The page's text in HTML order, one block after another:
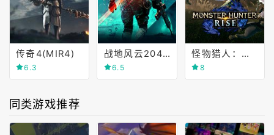
传奇4(MIR4)
6.3
战地风云2042(Battlefield 2042)
6.5
怪物猎人：崛起(Monster Hunter Rise)
8
同类游戏推荐